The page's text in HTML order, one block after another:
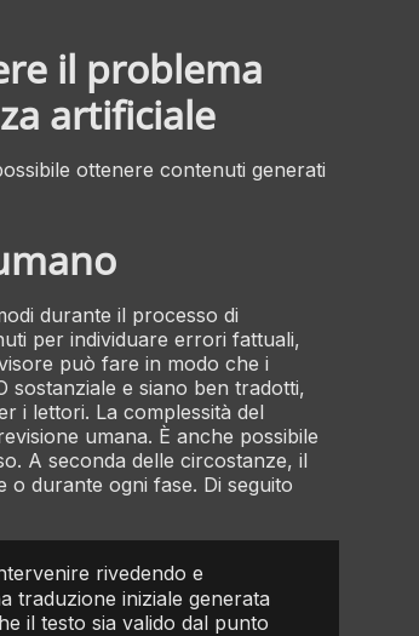
il problema
artificiale
ottenere contenuti generati
durante il processo di
per individuare errori fattuali,
può fare in modo che i
sostanziale e siano ben tradotti,
i lettori. La complessità del
umana. È anche possibile
A seconda delle circostanze, il
durante ogni fase. Di seguito
rivedendo e
traduzione iniziale generata
il testo sia valido dal punto